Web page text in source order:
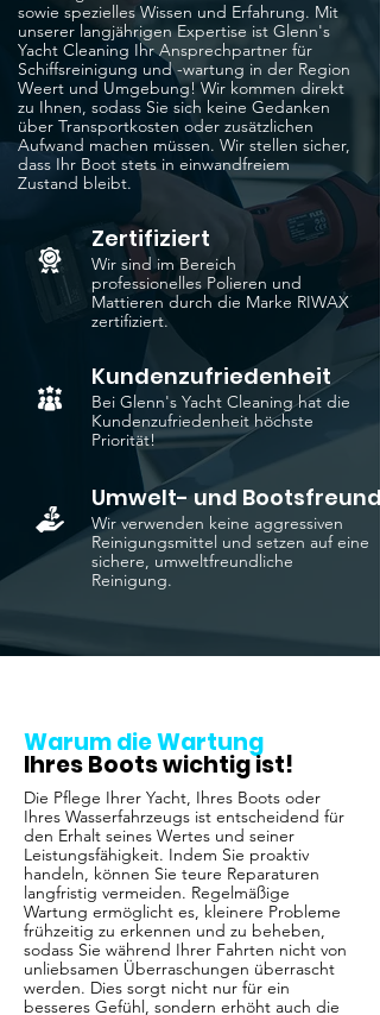
sowie spezielles Wissen und Erfahrung. Mit
unserer langjährigen Expertise ist Glenn's
Yacht Cleaning Ihr Ansprechpartner für
Schiffsreinigung und -wartung in der Region
Weert und Umgebung! Wir kommen direkt
zu Ihnen, sodass Sie sich keine Gedanken
über Transportkosten oder zusätzlichen
Aufwand machen müssen. Wir stellen sicher,
dass Ihr Boot stets in einwandfreiem
Zustand bleibt.
Zertifiziert
Wir sind im Bereich
professionelles Polieren und
Mattieren durch die Marke RIWAX
zertifiziert.
Kundenzufriedenheit
Bei Glenn's Yacht Cleaning hat die
Kundenzufriedenheit höchste
Priorität!
Umwelt- und
Wir verwenden keine aggressiven
Reinigungsmittel und setzen auf eine
sichere, umweltfreundliche
Reinigung.
Warum die Wartung
Ihres Boots wichtig ist!
Die Pflege Ihrer Yacht, Ihres Boots oder
Ihres Wasserfahrzeugs ist entscheidend für
den Erhalt seines Wertes und seiner
Leistungsfähigkeit. Indem Sie proaktiv
handeln, können Sie teure Reparaturen
langfristig vermeiden. Regelmäßige
Wartung ermöglicht es, kleinere Probleme
frühzeitig zu erkennen und zu beheben,
sodass Sie während Ihrer Fahrten nicht von
unliebsamen Überraschungen überrascht
werden. Dies sorgt nicht nur für ein
besseres Gefühl, sondern erhöht auch die